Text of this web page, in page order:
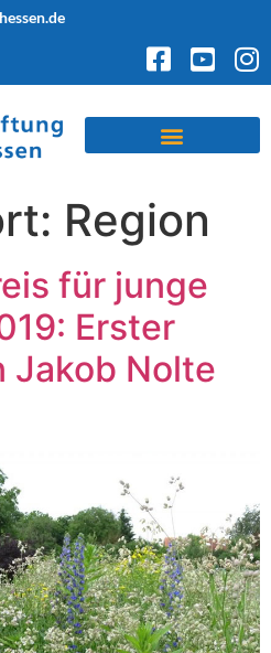
Region
für junge
Erster
Jakob Nolte